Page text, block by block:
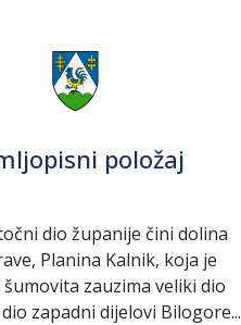
položaj
dio županije čini dolina
Planina Kalnik, koja je
zauzima veliki dio
zapadni dijelovi Bilogore...